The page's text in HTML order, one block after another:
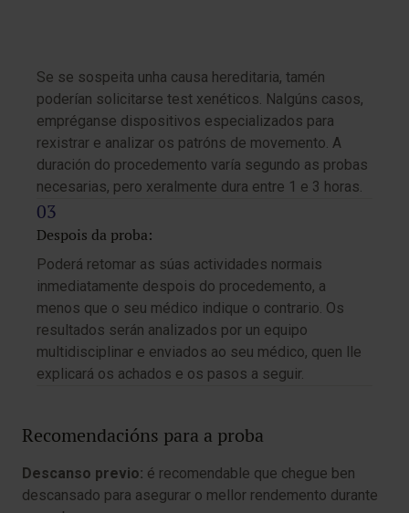
Se se sospeita unha causa hereditaria, tamén
poderían solicitarse test xenéticos. Nalgúns casos,
empréganse dispositivos especializados para
rexistrar e analizar os patróns de movemento. A
duración do procedemento varía segundo as probas
necesarias, pero xeralmente dura entre 1 e 3 horas.
Despois da proba:
Poderá retomar as súas actividades normais
inmediatamente despois do procedemento, a
menos que o seu médico indique o contrario. Os
resultados serán analizados por un equipo
multidisciplinar e enviados ao seu médico, quen lle
explicará os achados e os pasos a seguir.
Recomendacións para a proba
Descanso previo: é recomendable que chegue ben
descansado para asegurar o mellor rendemento durante